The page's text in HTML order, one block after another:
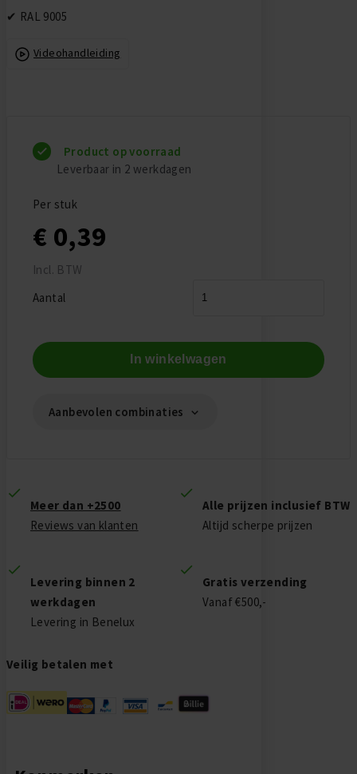
✔ RAL 9005
Videohandleiding
Product op voorraad
Leverbaar in 2 werkdagen
Per stuk
€ 0,39
Incl. BTW
Aantal
In winkelwagen
Aanbevolen combinaties
Meer dan +2500
Reviews van klanten
Alle prijzen inclusief BTW
Altijd scherpe prijzen
Levering binnen 2
werkdagen
Levering in Benelux
Gratis verzending
Vanaf €500,-
Veilig betalen met